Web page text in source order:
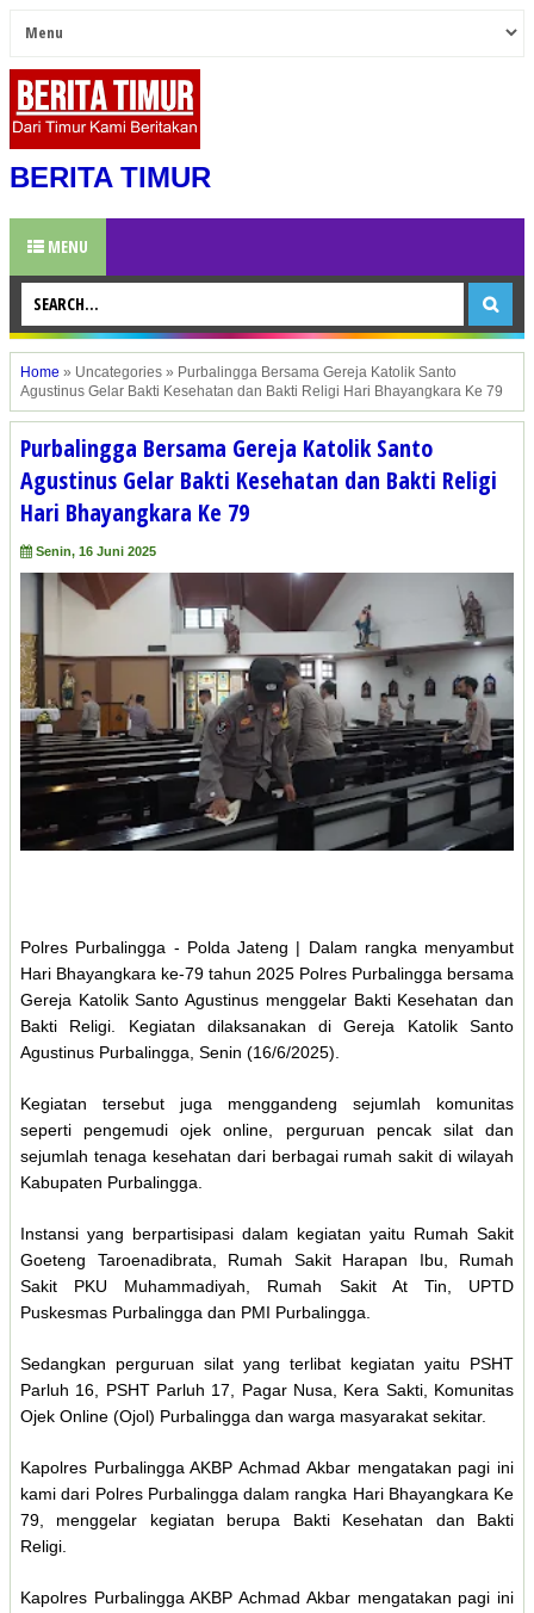
BERITA TIMUR
MENU
Home » Uncategories » Purbalingga Bersama Gereja Katolik Santo
Agustinus Gelar Bakti Kesehatan dan Bakti Religi Hari Bhayangkara Ke 79
Purbalingga Bersama Gereja Katolik Santo
Agustinus Gelar Bakti Kesehatan dan Bakti Religi
Hari Bhayangkara Ke 79
Senin, 16 Juni 2025
Polres Purbalingga - Polda Jateng | Dalam rangka menyambut
Hari Bhayangkara ke-79 tahun 2025 Polres Purbalingga bersama
Gereja Katolik Santo Agustinus menggelar Bakti Kesehatan dan
Bakti Religi. Kegiatan dilaksanakan di Gereja Katolik Santo
Agustinus Purbalingga, Senin (16/6/2025).
Kegiatan tersebut juga menggandeng sejumlah komunitas
seperti pengemudi ojek online, perguruan pencak silat dan
sejumlah tenaga kesehatan dari berbagai rumah sakit di wilayah
Kabupaten Purbalingga.
Instansi yang berpartisipasi dalam kegiatan yaitu Rumah Sakit
Goeteng Taroenadibrata, Rumah Sakit Harapan Ibu, Rumah
Sakit PKU Muhammadiyah, Rumah Sakit At Tin, UPTD
Puskesmas Purbalingga dan PMI Purbalingga.
Sedangkan perguruan silat yang terlibat kegiatan yaitu PSHT
Parluh 16, PSHT Parluh 17, Pagar Nusa, Kera Sakti, Komunitas
Ojek Online (Ojol) Purbalingga dan warga masyarakat sekitar.
Kapolres Purbalingga AKBP Achmad Akbar mengatakan pagi ini
kami dari Polres Purbalingga dalam rangka Hari Bhayangkara Ke
79, menggelar kegiatan berupa Bakti Kesehatan dan Bakti
Religi.
Kapolres Purbalingga AKBP Achmad Akbar mengatakan pagi ini